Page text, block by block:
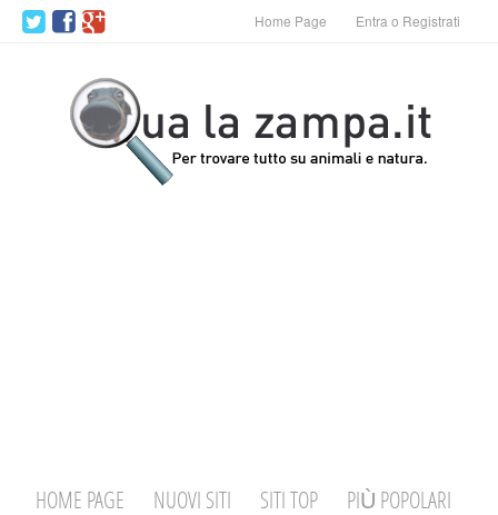
Home Page Entra o Registrati
HOME PAGE NUOVI SITI SITI TOP
PIÙ POPOLARI